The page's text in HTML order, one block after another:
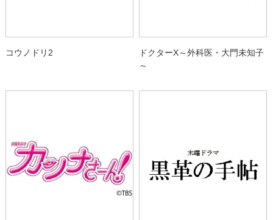
コウノドリ2
ドクターX～外科医・大門未知子
～